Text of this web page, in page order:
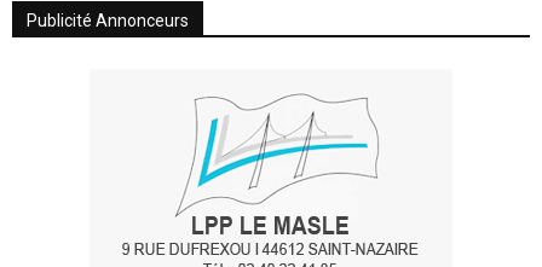
Publicité Annonceurs